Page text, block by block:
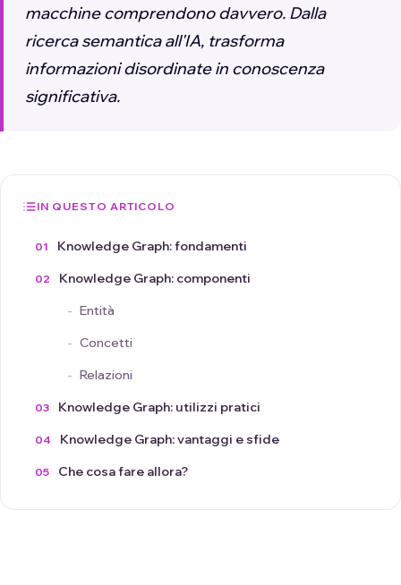
macchine comprendono davvero. Dalla
ricerca semantica all'IA, trasforma
informazioni disordinate in conoscenza
significativa.
IN QUESTO ARTICOLO
Knowledge Graph: fondamenti
Knowledge Graph: componenti
Entità
Concetti
Relazioni
Knowledge Graph: utilizzi pratici
Knowledge Graph: vantaggi e sfide
Che cosa fare allora?